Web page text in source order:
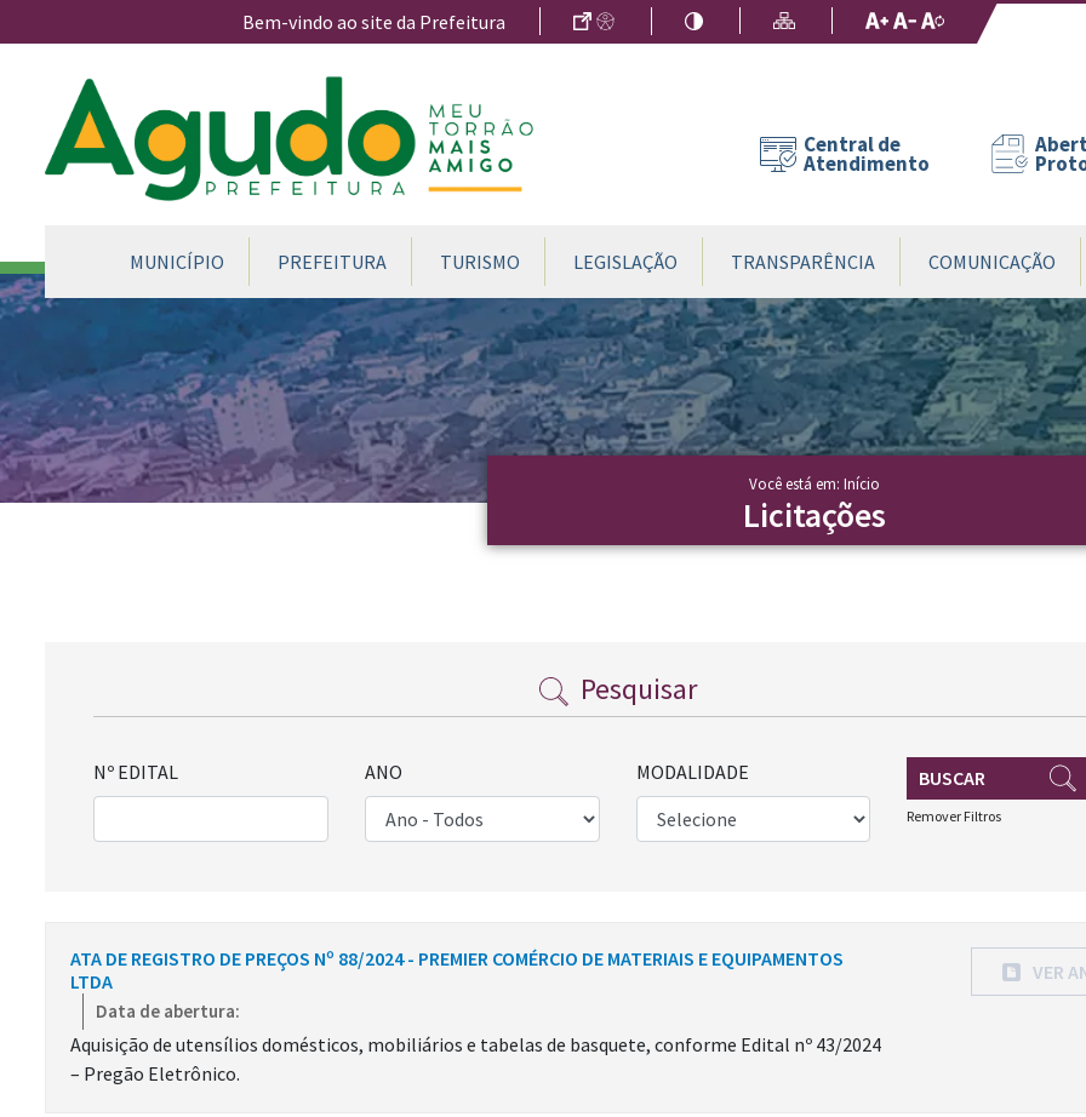
Bem-vindo ao site da Prefeitura Ir para o Conteúdo
AcessibilidadeAlto ContrasteMapa do Site Aumentar
Diminuir
Fonte Original
Central de
Atendimento
CONTEÚDO DO MENU
MUNICÍPIO PREFEITURA TURISMO LEGISLAÇÃO TRANSPARÊNCIA COMUNICAÇÃO
Conteúdo Principal
Você está em: Início
Licitações
Pesquisar
Nº EDITAL ANO MODALIDADE BUSCAR
Remover Filtros
ATA DE REGISTRO DE PREÇOS Nº 88/2024 - PREMIER COMÉRCIO DE MATERIAIS E EQUIPAMENTOS
LTDA
Data de abertura:
Aquisição de utensílios domésticos, mobiliários e tabelas de basquete, conforme Edital nº 43/2024
– Pregão Eletrônico.
VER